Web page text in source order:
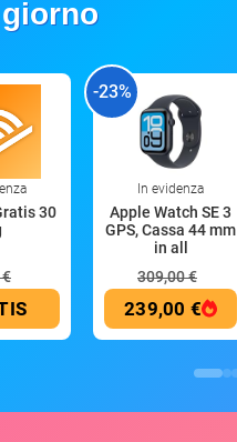
30
€
-23%
In evidenza
Apple Watch SE 3
GPS, Cassa 44 mm
in all
309,00 €
239,00 €